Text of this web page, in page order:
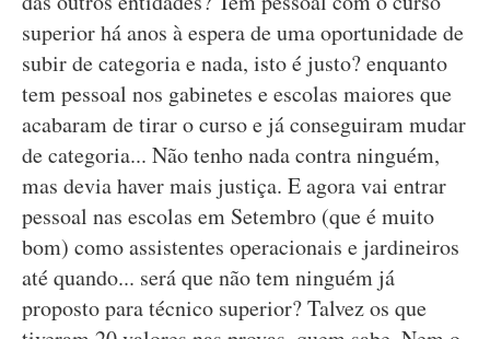
superior há anos à espera de uma oportunidade de
subir de categoria e nada, isto é justo? enquanto
tem pessoal nos gabinetes e escolas maiores que
acabaram de tirar o curso e já conseguiram mudar
de categoria... Não tenho nada contra ninguém,
mas devia haver mais justiça. E agora vai entrar
pessoal nas escolas em Setembro (que é muito
bom) como assistentes operacionais e jardineiros
até quando... será que não tem ninguém já
proposto para técnico superior? Talvez os que